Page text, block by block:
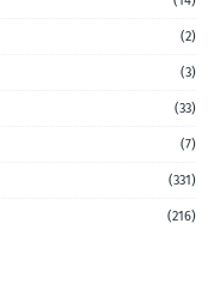
(2)
(3)
(33)
(7)
(331)
(216)